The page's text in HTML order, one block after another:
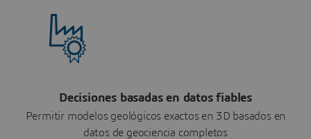
Decisiones basadas en datos fiables
Permitir modelos geológicos exactos en 3D basados en
datos de geociencia completos